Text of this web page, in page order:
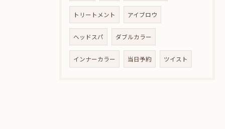
トリートメント アイブロウ
ヘッドスパ ダブルカラー
インナーカラー 当日予約 ツイスト